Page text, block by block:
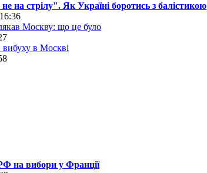
на стрілу". Як Україні боротись з балістикою
Москву: що це було
вибуху в Москві
на вибори у Франції